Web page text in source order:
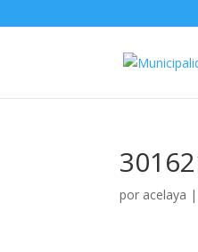
por acelaya |